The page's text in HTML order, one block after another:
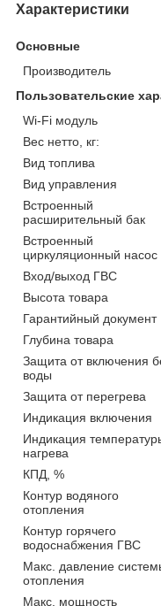
Характеристики
Основные
Производитель
Пользовательские
Wi-Fi модуль
Вес нетто, кг:
Вид топлива
Вид управления
Встроенный
расширительный бак
Встроенный
циркуляционный насос
Вход/выход ГВС
Высота товара
Гарантийный документ
Глубина товара
Защита от включения
воды
Защита от перегрева
Индикация включения
Индикация
нагрева
КПД, %
Контур водяного
отопления
Контур горячего
водоснабжения ГВС
Макс. давление
отопления
Макс. мощность